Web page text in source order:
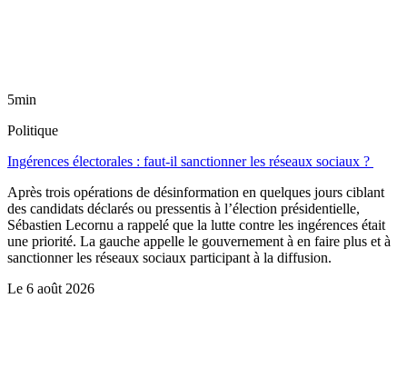
5min
Politique
Ingérences électorales : faut-il sanctionner les réseaux sociaux ?
Après trois opérations de désinformation en quelques jours ciblant
des candidats déclarés ou pressentis à l’élection présidentielle,
Sébastien Lecornu a rappelé que la lutte contre les ingérences était
une priorité. La gauche appelle le gouvernement à en faire plus et à
sanctionner les réseaux sociaux participant à la diffusion.
Le 6 août 2026